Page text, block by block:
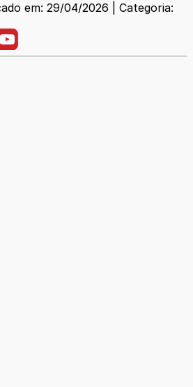
em: 29/04/2026 | Categoria: